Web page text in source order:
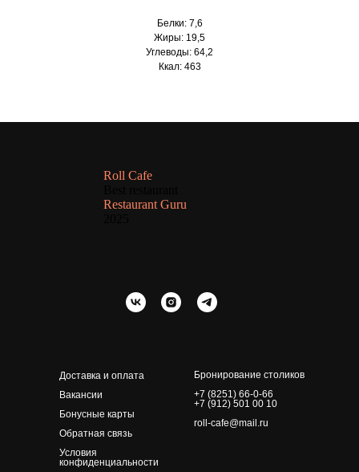
Белки: 7,6
Жиры: 19,5
Углеводы: 64,2
Ккал: 463
Бронирование столиков
+7 (8251) 66-0-66
+7 (912) 501 00 10
roll-cafe@mail.ru
Roll Cafe
Restaurant Guru
Доставка и оплата
Вакансии
Бонусные карты
Обратная связь
Условия
конфиденциальности